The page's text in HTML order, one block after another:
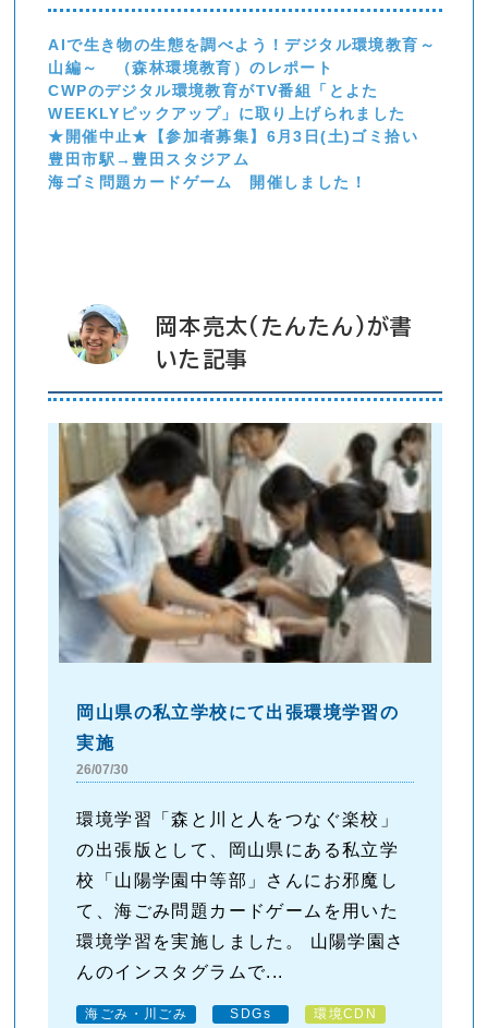
AIで生き物の生態を調べよう！デジタル環境教育～
山編～ （森林環境教育）のレポート
CWPのデジタル環境教育がTV番組「とよた
WEEKLYピックアップ」に取り上げられました
★開催中止★【参加者募集】6月3日(土)ゴミ拾い
豊田市駅→豊田スタジアム
海ゴミ問題カードゲーム 開催しました！
岡本亮太(たんたん)が書
いた記事
岡山県の私立学校にて出張環境学習の
実施
26/07/30
環境学習「森と川と人をつなぐ楽校」
の出張版として、岡山県にある私立学
校「山陽学園中等部」さんにお邪魔し
て、海ごみ問題カードゲームを用いた
環境学習を実施しました。 山陽学園さ
んのインスタグラムで...
海ごみ・川ごみ SDGs 環境CDN